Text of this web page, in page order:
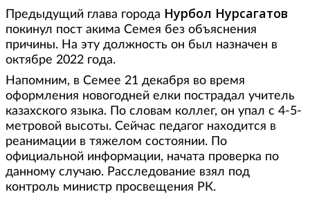
Предыдущий глава города Нурбол Нурсагатов
покинул пост акима Семея без объяснения
причины. На эту должность он был назначен в
октябре 2022 года.
Напомним, в Семее 21 декабря во время
оформления новогодней елки пострадал учитель
казахского языка. По словам коллег, он упал с 4-5-
метровой высоты. Сейчас педагог находится в
реанимации в тяжелом состоянии. По
официальной информации, начата проверка по
данному случаю. Расследование взял под
контроль министр просвещения РК.